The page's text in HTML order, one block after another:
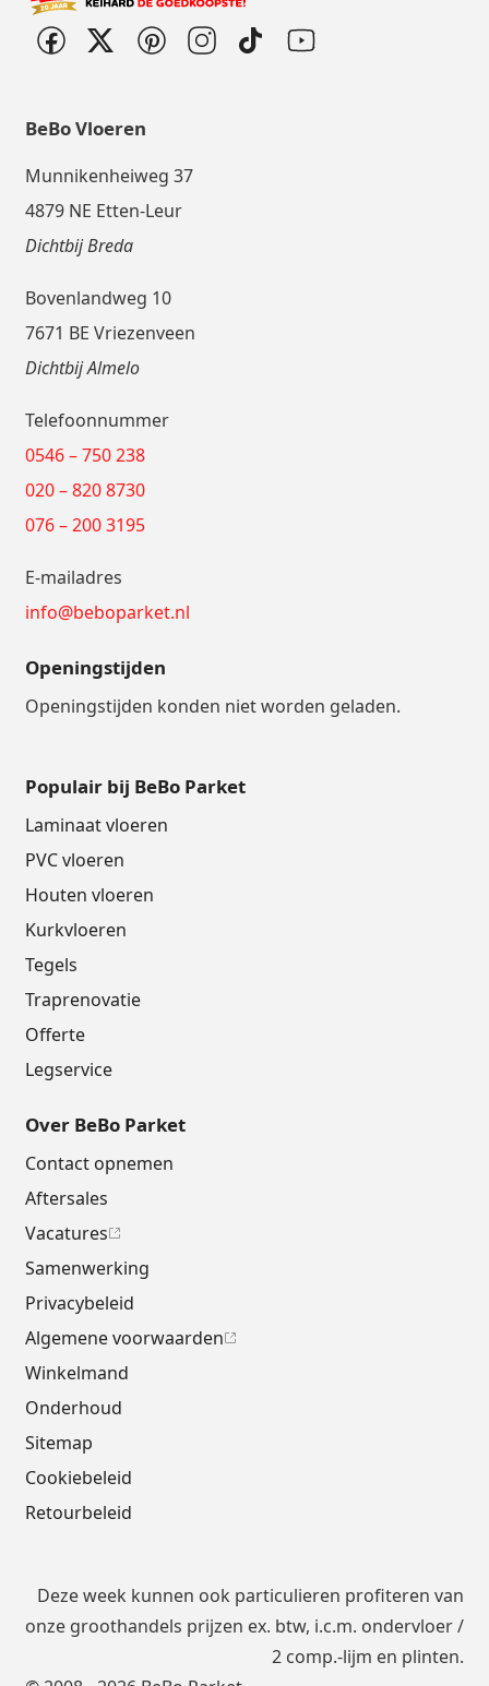
BeBo Vloeren
Munnikenheiweg 37
4879 NE Etten-Leur
Dichtbij Breda
Bovenlandweg 10
7671 BE Vriezenveen
Dichtbij Almelo
Telefoonnummer
0546 – 750 238
020 – 820 8730
076 – 200 3195
E-mailadres
info@beboparket.nl
Openingstijden
Openingstijden konden niet worden geladen.
Populair bij BeBo Parket
Laminaat vloeren
PVC vloeren
Houten vloeren
Kurkvloeren
Tegels
Traprenovatie
Offerte
Legservice
Over BeBo Parket
Contact opnemen
Aftersales
Vacatures
Samenwerking
Privacybeleid
Algemene voorwaarden
Winkelmand
Onderhoud
Sitemap
Cookiebeleid
Retourbeleid
Deze week kunnen ook particulieren profiteren van
onze groothandels prijzen ex. btw, i.c.m. ondervloer/
2 comp.-lijm en plinten.